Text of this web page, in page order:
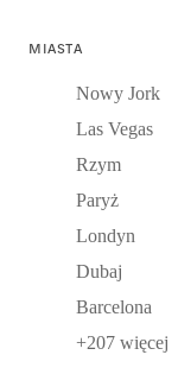
MIASTA
Nowy Jork
Las Vegas
Rzym
Paryż
Londyn
Dubaj
Barcelona
+207 więcej